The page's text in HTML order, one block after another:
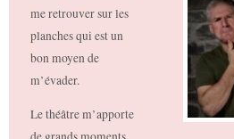
me retrouver sur les
planches qui est un
bon moyen de
m’évader.
Le théâtre m’apporte